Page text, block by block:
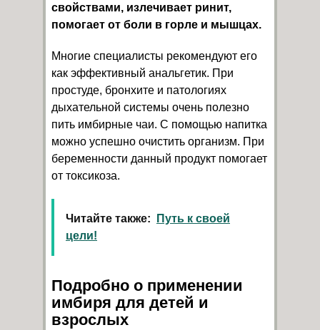
свойствами, излечивает ринит,
помогает от боли в горле и мышцах.
Многие специалисты рекомендуют его
как эффективный анальгетик. При
простуде, бронхите и патологиях
дыхательной системы очень полезно
пить имбирные чаи. С помощью напитка
можно успешно очистить организм. При
беременности данный продукт помогает
от токсикоза.
Читайте также:
Путь к своей
цели!
Подробно о применении
имбиря для детей и
взрослых